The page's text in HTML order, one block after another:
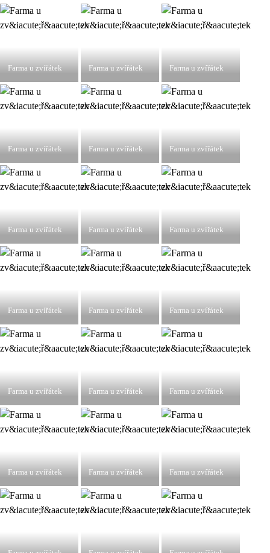
Farma u zvířátek Farma u zvířátek Farma u zvířátek
Farma u zvířátek Farma u zvířátek Farma u zvířátek
Farma u zvířátek Farma u zvířátek Farma u zvířátek
Farma u zvířátek Farma u zvířátek Farma u zvířátek
Farma u zvířátek Farma u zvířátek Farma u zvířátek
Farma u zvířátek Farma u zvířátek Farma u zvířátek